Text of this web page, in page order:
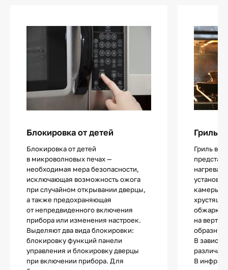
Блокировка от детей
Блокировка от детей
в микроволновых печах —
необходимая мера безопасности,
исключающая возможность ожога
при случайном открывании дверцы,
а также предохраняющая
от непредвиденного включения
прибора или изменения настроек.
Выделяют два вида блокировки:
блокировку функций панели
управления и блокировку дверцы
при включении прибора. Для
Гриль
Гриль в
камеры и
обжарки
на
В
В